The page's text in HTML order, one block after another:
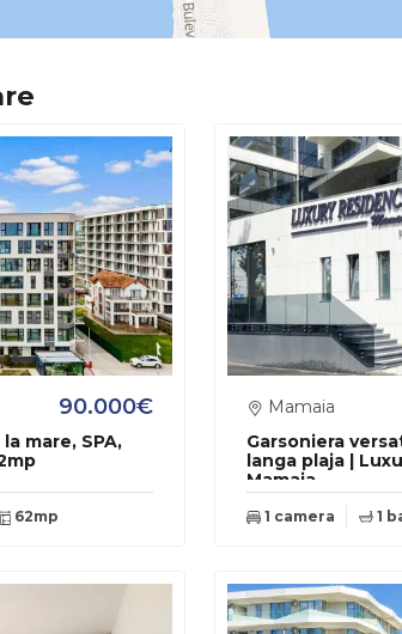
mare, SPA,
fitness | 62mp
90.000€
62mp
Garsoniera
langa plaja |
Mamaia
Mamaia
1 camera 1